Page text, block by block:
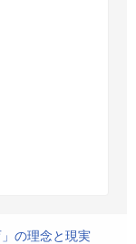
の理念と現実